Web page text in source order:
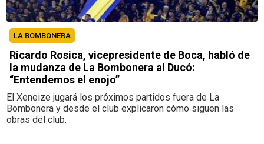
LA BOMBONERA
Ricardo Rosica, vicepresidente de Boca, habló de
la mudanza de La Bombonera al Ducó:
“Entendemos el enojo”
El Xeneize jugará los próximos partidos fuera de La
Bombonera y desde el club explicaron cómo siguen las
obras del club.